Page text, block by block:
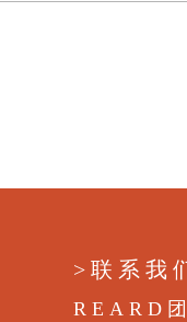
>联系我
REARD